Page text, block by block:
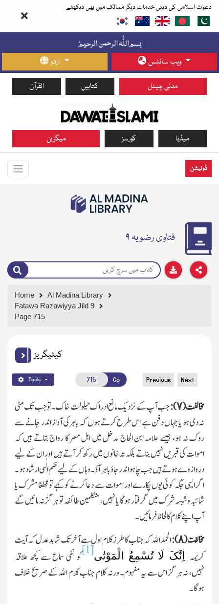
دعوت اسلامی کی دینی خدمات دیگر ممالک میں بھی دیکھئے
اردو ویب سائٹس
القرآن کتابیں مدنی چینل
میگزین کورسز میڈیا
ڈونیشن
فتاوی رضویہ ۹
Home
Al Madina Library
Fatawa Razawiyya Jild 9
Page 715
کیٹیگریز
Tools Go Previous Next
مخالفت (٧): جب آپ کے نزدیك مانع ادراك حیلولت خاک۔ تو جبتكمٹی
نہ دی ہو یا جہاںدفن ہے اس طرح کرتے ہوں کہ باہرکی آواز اندر جانے سے
روك نہ ہو، جیسے علامہ ابن الحاج مدخل میں اہل مصر کا رواج بتاتے ہیں کہ
اموات کی قبریں نہیں بناتے بلکہ تہ خانوں میں رکھ کر آتے ہیں اور ان کے لیے
دروازوے ہوتے ہیں جب چاہو اندر جاؤ باہر آؤ۔ وہاں کے لیے حکم الٰہی ارشاد ہو۔
اگر ایسی جگہ کوئی یوں پکارے اور اموات سے دعا کرنے کو کہے تو قطعًا مشرك یا
شائبہ وشبہہ شرك میں گرفتار ہوگا یا نہیں، متکلمین طائفہ تو ہر گز نہ مانیں گے
آپ اپنے کلام کا لحاظ فرمائیں۔
مخالفت(٨):
الحمد اﷲ کہ جناب کا طرز کلام اول سے آخرتك شاہد عدل کہ آیت
کریمہ اِنَّکَ لَا تُسْمِعُ الْمَوْتٰی[1]کو نفی سماع سے کچھ علاقہ
نہیں،نہہر گز اس سے یہ مفہوم۔ ورنہ کلام جناب کلام اﷲ کے صریح خلاف
ہوگا۔